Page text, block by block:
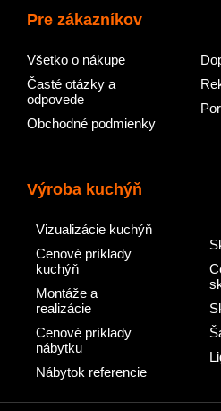
Pre zákazníkov
Všetko o nákupe
Časté otázky a
odpovede
Obchodné podmienky
Výroba kuchýň
Vizualizácie kuchýň
Cenové príklady
kuchýň
Montáže a
realizácie
Cenové príklady
nábytku
Nábytok referencie